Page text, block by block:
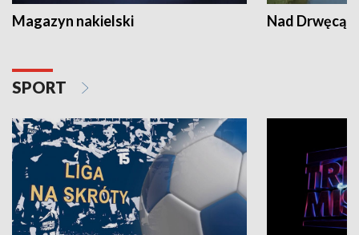
Magazyn nakielski Nad Drwęcą
SPORT